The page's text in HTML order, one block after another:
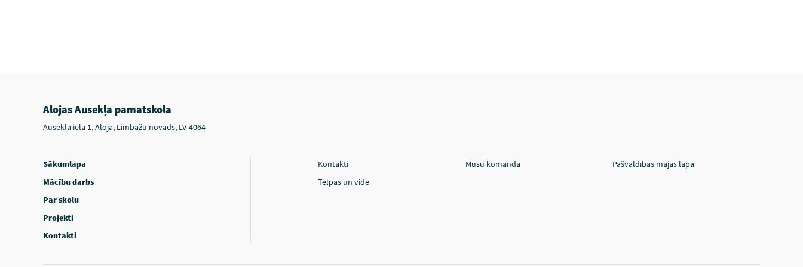
Alojas Ausekļa pamatskola
Ausekļa iela 1, Aloja, Limbažu novads, LV-4064
Sākumlapa
Mācību darbs
Par skolu
Projekti
Kontakti
Kontakti Mūsu komanda
Pašvaldības mājas lapa
Telpas un vide